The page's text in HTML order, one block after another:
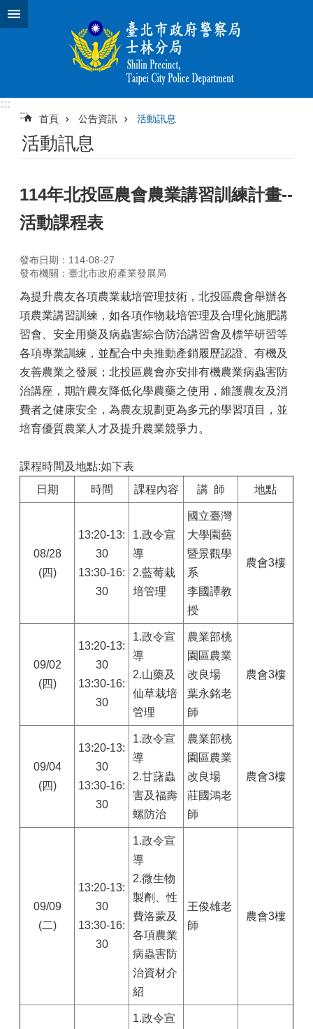
跳到主要內容區塊
:::
:::
首頁 公告資訊 活動訊息
活動訊息
114年北投區農會農業講習訓練計畫--
活動課程表
發布日期：114-08-27
發布機關：臺北市政府產業發展局
為提升農友各項農業栽培管理技術，北投區農會舉辦各
項農業講習訓練，如各項作物栽培管理及合理化施肥講
習會、安全用藥及病蟲害綜合防治講習會及標竿研習等
各項專業訓練，並配合中央推動產銷履歷認證、有機及
友善農業之發展；北投區農會亦安排有機農業病蟲害防
治講座，期許農友降低化學農藥之使用，維護農友及消
費者之健康安全，為農友規劃更為多元的學習項目，並
培育優質農業人才及提升農業競爭力。
課程時間及地點:如下表
日期
時間 課程內容 講 師 地點
08/28
(四)
13:20-13:
30
13:30-16:
30
1.政令宣
導
2.藍莓栽
培管理
國立臺灣
大學園藝
暨景觀學
系
李國譚教
授
農會3樓
09/02
(四)
13:20-13:
30
13:30-16:
30
1.政令宣
導
2.山藥及
仙草栽培
管理
農業部桃
園區農業
改良場
葉永銘老
師
農會3樓
09/04
(四)
13:20-13:
30
13:30-16:
30
1.政令宣
導
2.甘藷蟲
害及福壽
螺防治
農業部桃
園區農業
改良場
莊國鴻老
師
農會3樓
09/09
(二)
13:20-13:
30
13:30-16:
30
1.政令宣
導
2.微生物
製劑、性
費洛蒙及
各項農業
病蟲害防
治資材介
紹
王俊雄老
師
農會3樓
1.政令宣